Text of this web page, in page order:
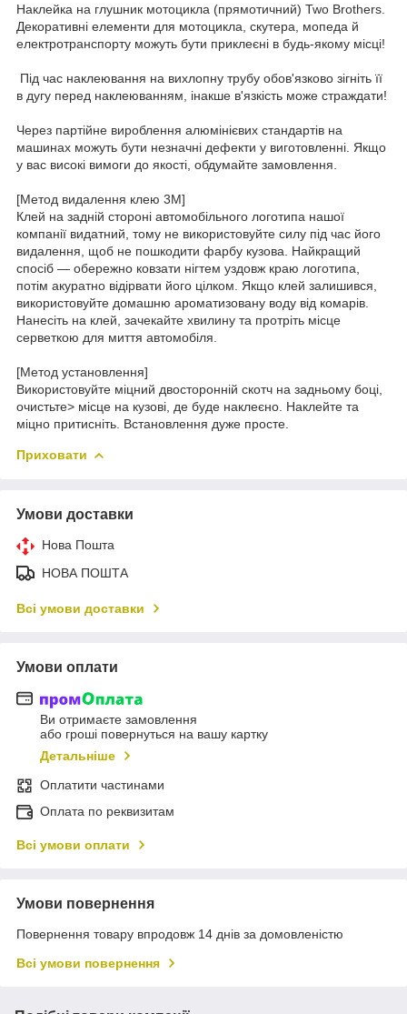
Наклейка на глушник мотоцикла (прямотичний) Two Brothers.
Декоративні елементи для мотоцикла, скутера, мопеда й
електротранспорту можуть бути приклеєні в будь-якому місці!
Під час наклеювання на вихлопну трубу обов'язково зігніть її
в дугу перед наклеюванням, інакше в'язкість може страждати!
Через партійне вироблення алюмінієвих стандартів на
машинах можуть бути незначні дефекти у виготовленні. Якщо
у вас високі вимоги до якості, обдумайте замовлення.
[Метод видалення клею 3М]
Клей на задній стороні автомобільного логотипа нашої
компанії видатний, тому не використовуйте силу під час його
видалення, щоб не пошкодити фарбу кузова. Найкращий
спосіб — обережно ковзати нігтем уздовж краю логотипа,
потім акуратно відірвати його цілком. Якщо клей залишився,
використовуйте домашню ароматизовану воду від комарів.
Нанесіть на клей, зачекайте хвилину та протріть місце
серветкою для миття автомобіля.
[Метод установлення]
Використовуйте міцний двосторонній скотч на задньому боці,
очистьте> місце на кузові, де буде наклеєно. Наклейте та
міцно притисніть. Встановлення дуже просте.
Приховати
Умови доставки
Нова Пошта
НОВА ПОШТА
Всі умови доставки
Умови оплати
Ви отримаєте замовлення
або гроші повернуться на вашу картку
Детальніше
Оплатити частинами
Оплата по реквизитам
Всі умови оплати
Умови повернення
Повернення товару впродовж 14 днів за домовленістю
Всі умови повернення